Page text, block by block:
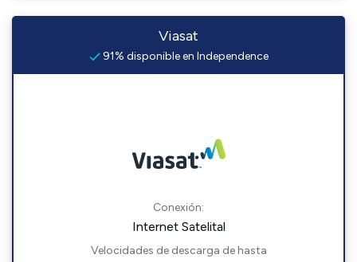
Viasat
91% disponible en Independence
Conexión:
Internet Satelital
Velocidades de descarga de hasta